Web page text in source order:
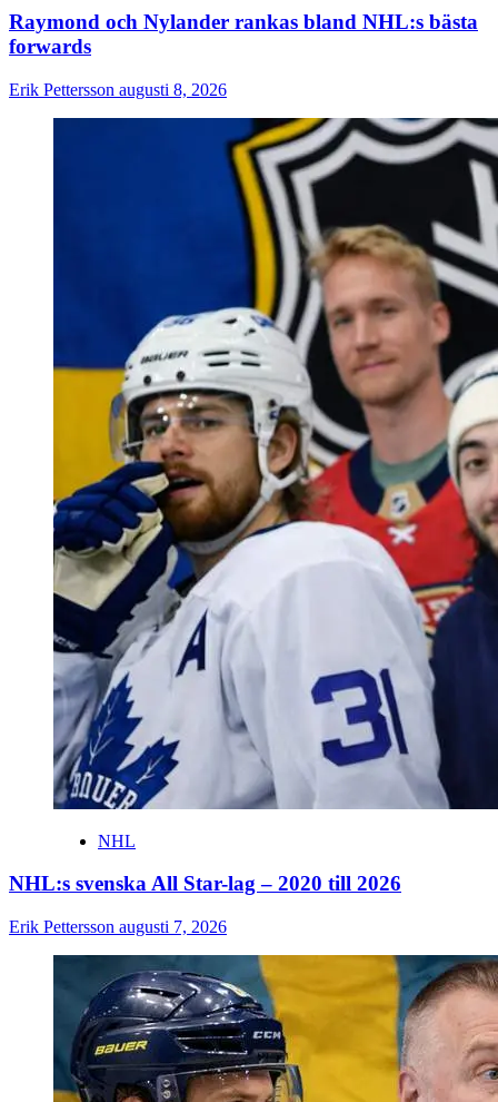
Raymond och Nylander rankas bland NHL:s bästa
forwards
Erik Pettersson augusti 8, 2026
NHL
NHL:s svenska All Star-lag – 2020 till 2026
Erik Pettersson augusti 7, 2026